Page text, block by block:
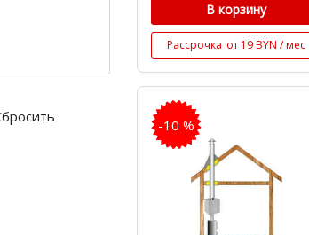
В корзину
Рассрочка от 19 BYN / мес
-10 %